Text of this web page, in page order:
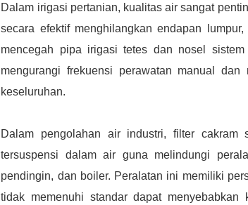
Dalam irigasi pertanian, kualitas air sangat
secara efektif menghilangkan endapan
mencegah pipa irigasi tetes dan nosel
mengurangi frekuensi perawatan manual
keseluruhan.
Dalam pengolahan air industri, filter cakram
tersuspensi dalam air guna melindungi
pendingin, dan boiler. Peralatan ini memiliki
tidak memenuhi standar dapat